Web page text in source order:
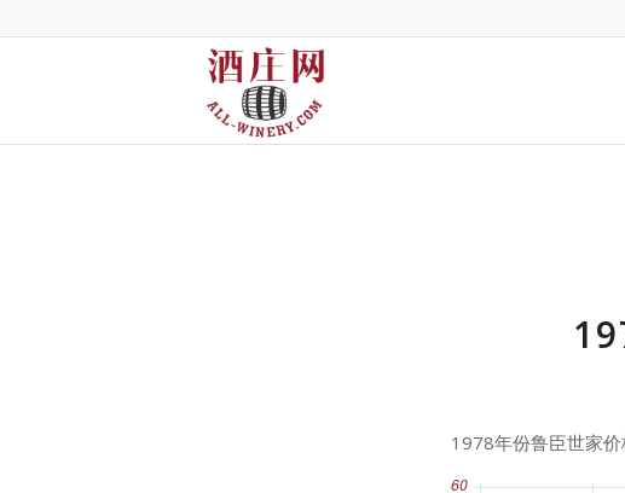
1978年份鲁臣世家